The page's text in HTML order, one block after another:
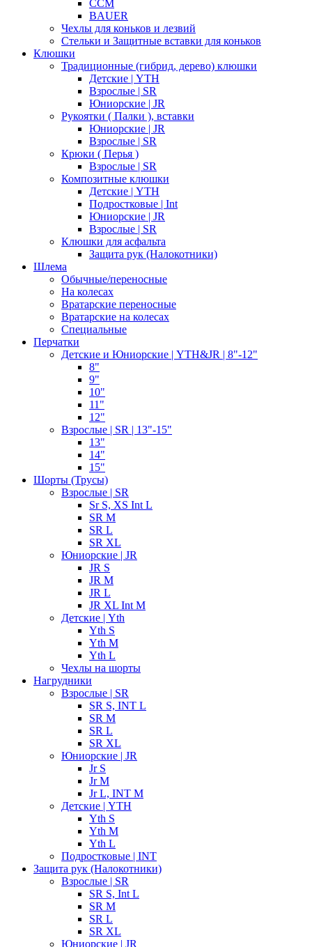
CCM
BAUER
Чехлы для коньков и лезвий
Стельки и Защитные вставки для коньков
Клюшки
Традиционные (гибрид, дерево) клюшки
Детские | YTH
Взрослые | SR
Юниорские | JR
Рукоятки ( Палки ), вставки
Юниорские | JR
Взрослые | SR
Крюки ( Перья )
Взрослые | SR
Композитные клюшки
Детские | YTH
Подростковые | Int
Юниорские | JR
Взрослые | SR
Клюшки для асфальта
Защита рук (Налокотники)
Шлема
Обычные/переносные
На колесах
Вратарские переносные
Вратарские на колесах
Специальные
Перчатки
Детские и Юниорские | YTH&JR | 8"-12"
8"
9"
10"
11"
12"
Взрослые | SR | 13"-15"
13"
14"
15"
Шорты (Трусы)
Взрослые | SR
Sr S, XS Int L
SR M
SR L
SR XL
Юниорские | JR
JR S
JR M
JR L
JR XL Int M
Детские | Yth
Yth S
Yth M
Yth L
Чехлы на шорты
Нагрудники
Взрослые | SR
SR S, INT L
SR M
SR L
SR XL
Юниорские | JR
Jr S
Jr M
Jr L, INT M
Детские | YTH
Yth S
Yth M
Yth L
Подростковые | INT
Защита рук (Налокотники)
Взрослые | SR
SR S, Int L
SR M
SR L
SR XL
Юниорские | JR